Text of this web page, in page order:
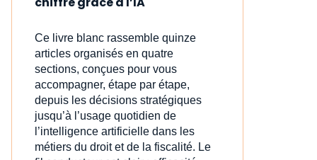
Ce livre blanc rassemble quinze
articles organisés en quatre
sections, conçues pour vous
accompagner, étape par étape,
depuis les décisions stratégiques
jusqu’à l’usage quotidien de
l’intelligence artificielle dans les
métiers du droit et de la fiscalité. Le